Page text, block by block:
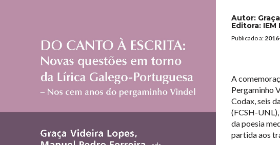
Autor:
Editora:
Publicado a:
A
Pergaminho
Codax, seis
(FCSH-
da poesia
partida aos